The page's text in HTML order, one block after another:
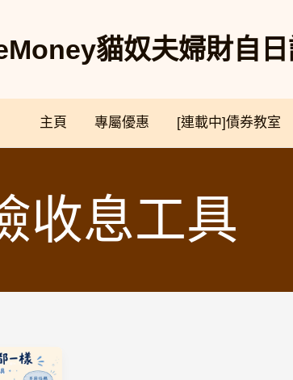
貓奴夫婦財自
主頁 專屬優惠 [連載中]債券教室
收息工具